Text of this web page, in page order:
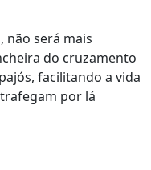
não será mais
do cruzamento
facilitando a vida
por lá